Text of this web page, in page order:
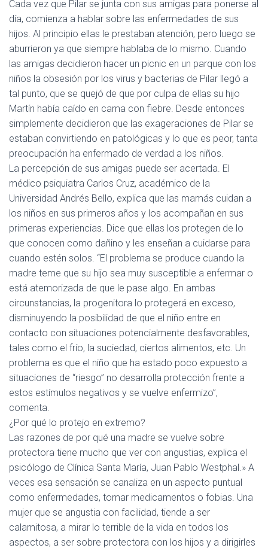
Cada vez que Pilar se junta con sus amigas para ponerse al
día, comienza a hablar sobre las enfermedades de sus
hijos. Al principio ellas le prestaban atención, pero luego se
aburrieron ya que siempre hablaba de lo mismo. Cuando
las amigas decidieron hacer un picnic en un parque con los
niños la obsesión por los virus y bacterias de Pilar llegó a
tal punto, que se quejó de que por culpa de ellas su hijo
Martín había caído en cama con fiebre. Desde entonces
simplemente decidieron que las exageraciones de Pilar se
estaban convirtiendo en patológicas y lo que es peor, tanta
preocupación ha enfermado de verdad a los niños.
La percepción de sus amigas puede ser acertada. El
médico psiquiatra Carlos Cruz, académico de la
Universidad Andrés Bello, explica que las mamás cuidan a
los niños en sus primeros años y los acompañan en sus
primeras experiencias. Dice que ellas los protegen de lo
que conocen como dañino y les enseñan a cuidarse para
cuando estén solos. “El problema se produce cuando la
madre teme que su hijo sea muy susceptible a enfermar o
está atemorizada de que le pase algo. En ambas
circunstancias, la progenitora lo protegerá en exceso,
disminuyendo la posibilidad de que el niño entre en
contacto con situaciones potencialmente desfavorables,
tales como el frío, la suciedad, ciertos alimentos, etc. Un
problema es que el niño que ha estado poco expuesto a
situaciones de “riesgo” no desarrolla protección frente a
estos estímulos negativos y se vuelve enfermizo”,
comenta.
¿Por qué lo protejo en extremo?
Las razones de por qué una madre se vuelve sobre
protectora tiene mucho que ver con angustias, explica el
psicólogo de Clínica Santa María, Juan Pablo Westphal.» A
veces esa sensación se canaliza en un aspecto puntual
como enfermedades, tomar medicamentos o fobias. Una
mujer que se angustia con facilidad, tiende a ser
calamitosa, a mirar lo terrible de la vida en todos los
aspectos, a ser sobre protectora con los hijos y a dirigirles